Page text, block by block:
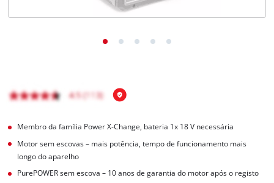
Membro da família Power X-Change, bateria 1x 18 V necessária
Motor sem escovas – mais potência, tempo de funcionamento mais
longo do aparelho
PurePOWER sem escova – 10 anos de garantia do motor após o registo